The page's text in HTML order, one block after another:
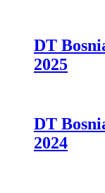
DT
2025
DT
2024